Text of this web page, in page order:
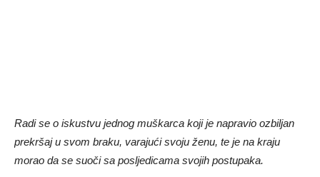
Radi se o iskustvu jednog muškarca koji je napravio ozbiljan
prekršaj u svom braku, varajući svoju ženu, te je na kraju
morao da se suoči sa posljedicama svojih postupaka.